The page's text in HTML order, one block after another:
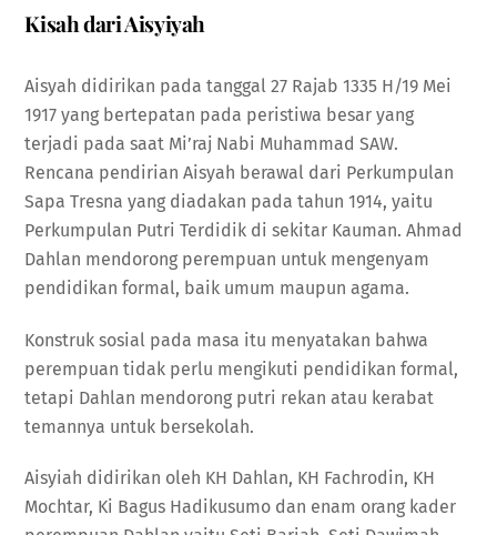
Kisah dari Aisyiyah
Aisyah didirikan pada tanggal 27 Rajab 1335 H/19 Mei
1917 yang bertepatan pada peristiwa besar yang
terjadi pada saat Mi’raj Nabi Muhammad SAW.
Rencana pendirian Aisyah berawal dari Perkumpulan
Sapa Tresna yang diadakan pada tahun 1914, yaitu
Perkumpulan Putri Terdidik di sekitar Kauman. Ahmad
Dahlan mendorong perempuan untuk mengenyam
pendidikan formal, baik umum maupun agama.
Konstruk sosial pada masa itu menyatakan bahwa
perempuan tidak perlu mengikuti pendidikan formal,
tetapi Dahlan mendorong putri rekan atau kerabat
temannya untuk bersekolah.
Aisyiah didirikan oleh KH Dahlan, KH Fachrodin, KH
Mochtar, Ki Bagus Hadikusumo dan enam orang kader